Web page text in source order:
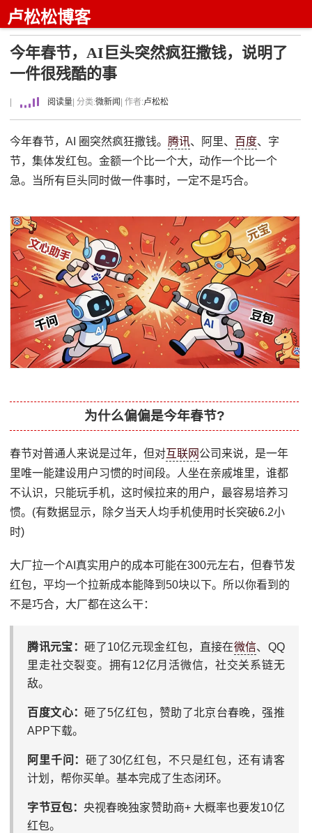
卢松松博客
今年春节，AI巨头突然疯狂撒钱，说明了
一件很残酷的事
阅读量 | 分类:微新闻 | 作者:卢松松
今年春节，AI 圈突然疯狂撒钱。 腾讯、阿里、 百度、字
节，集体发红包。金额一个比一个大，动作一个比一个
急。当所有巨头同时做一件事时，一定不是巧合。
为什么偏偏是今年春节?
春节对普通人来说是过年，但对互联网 公司来说，是一年
里唯一能建设用户习惯的时间段。人坐在亲戚堆里，谁都
不认识，只能玩手机，这时候拉来的用户，最容易培养习
惯。(有数据显示，除夕当天人均手机使用时长突破6.2小
时)
大厂拉一个AI真实用户的成本可能在300元左右，但春节发
红包，平均一个拉新成本能降到50块以下。所以你看到的
不是巧合，大厂都在这么干：
腾讯元宝：砸了10亿元现金红包，直接在微信、QQ
里走社交裂变。拥有12亿月活微信，社交关系链无
敌。
百度文心：砸了5亿红包，赞助了北京台春晚，强推
APP下载。
阿里千问：砸了30亿红包，不只是红包，还有请客
计划，帮你买单。基本完成了生态闭环。
字节豆包： 央视春晚独家赞助商+ 大概率也要发10亿
红包。